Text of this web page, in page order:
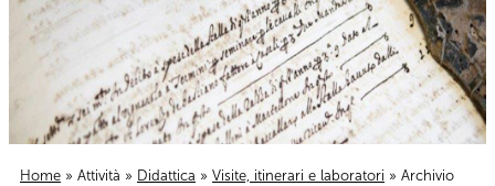
Home » Attività » Didattica » Visite, itinerari e laboratori » Archivio